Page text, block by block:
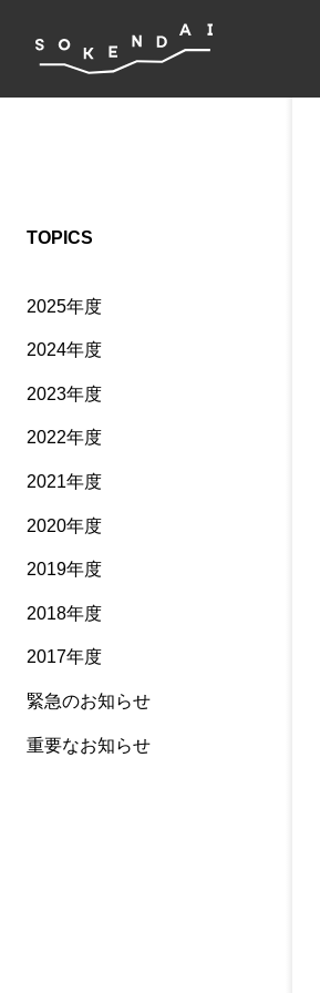
TOPICS
2025年度
2024年度
2023年度
2022年度
2021年度
2020年度
2019年度
2018年度
2017年度
緊急のお知らせ
重要なお知らせ